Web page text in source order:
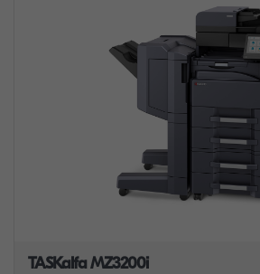
TASKalfa MZ3200i